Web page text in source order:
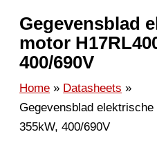
Gegevensblad
motor
400/690V
Home
Datasheets
Gegevensblad
355kW, 400/690V